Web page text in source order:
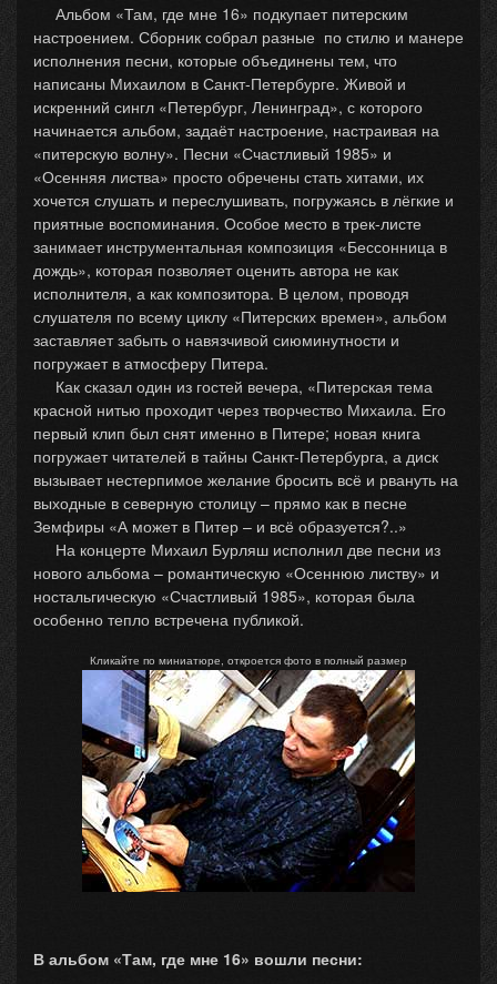
Альбом «Там, где мне 16» подкупает питерским
настроением. Сборник собрал разные по стилю и манере
исполнения песни, которые объединены тем, что
написаны Михаилом в Санкт-Петербурге. Живой и
искренний сингл «Петербург, Ленинград», с которого
начинается альбом, задаёт настроение, настраивая на
«питерскую волну». Песни «Счастливый 1985» и
«Осенняя листва» просто обречены стать хитами, их
хочется слушать и переслушивать, погружаясь в лёгкие и
приятные воспоминания. Особое место в трек-листе
занимает инструментальная композиция «Бессонница в
дождь», которая позволяет оценить автора не как
исполнителя, а как композитора. В целом, проводя
слушателя по всему циклу «Питерских времен», альбом
заставляет забыть о навязчивой сиюминутности и
погружает в атмосферу Питера.
Как сказал один из гостей вечера, «Питерская тема
красной нитью проходит через творчество Михаила. Его
первый клип был снят именно в Питере; новая книга
погружает читателей в тайны Санкт-Петербурга, а диск
вызывает нестерпимое желание бросить всё и рвануть на
выходные в северную столицу – прямо как в песне
Земфиры «А может в Питер – и всё образуется?..»
На концерте Михаил Бурляш исполнил две песни из
нового альбома – романтическую «Осеннюю листву» и
ностальгическую «Счастливый 1985», которая была
особенно тепло встречена публикой.
Кликайте по миниатюре, откроется фото в полный размер
В альбом «Там, где мне 16» вошли песни: